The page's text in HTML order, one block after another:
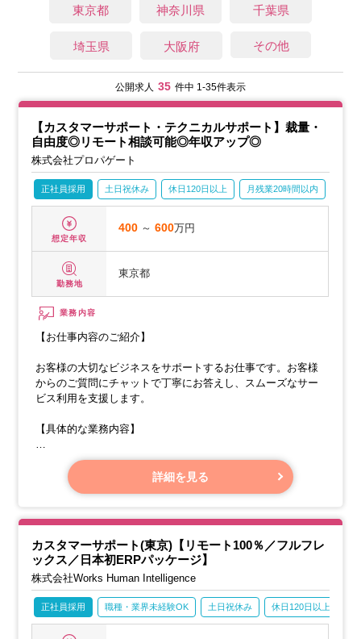
東京都 神奈川県 千葉県
埼玉県 大阪府 その他
公開求人 35 件中 1-35件表示
【カスタマーサポート・テクニカルサポート】裁量・
自由度◎リモート相談可能◎年収アップ◎
株式会社プロパゲート
正社員採用 土日祝休み 休日120日以上 月残業20時間以内
想定年収
400 ～600万円
勤務地
東京都
業務内容
【お仕事内容のご紹介】
お客様の大切なビジネスをサポートするお仕事です。お客様
からのご質問にチャットで丁寧にお答えし、スムーズなサー
ビス利用を支援します。
【具体的な業務内容】
・チャットでのご対応
・公式LINEやメールを通じて、お客様からのご連絡にチャッ
トでご返信をお願いします。
詳細を見る
カスタマーサポート(東京)【リモート100％／フルフレ
ックス／日本初ERPパッケージ】
株式会社Works Human Intelligence
正社員採用 職種・業界未経験OK 土日祝休み 休日120日以上